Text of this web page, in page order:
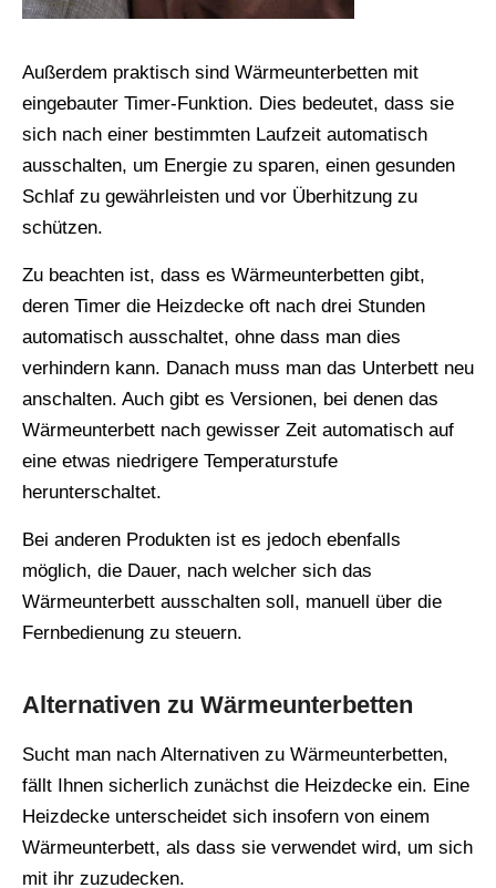
Außerdem praktisch sind Wärmeunterbetten mit
eingebauter Timer-Funktion. Dies bedeutet, dass sie
sich nach einer bestimmten Laufzeit automatisch
ausschalten, um Energie zu sparen, einen gesunden
Schlaf zu gewährleisten und vor Überhitzung zu
schützen.
Zu beachten ist, dass es Wärmeunterbetten gibt,
deren Timer die Heizdecke oft nach drei Stunden
automatisch ausschaltet, ohne dass man dies
verhindern kann. Danach muss man das Unterbett neu
anschalten. Auch gibt es Versionen, bei denen das
Wärmeunterbett nach gewisser Zeit automatisch auf
eine etwas niedrigere Temperaturstufe
herunterschaltet.
Bei anderen Produkten ist es jedoch ebenfalls
möglich, die Dauer, nach welcher sich das
Wärmeunterbett ausschalten soll, manuell über die
Fernbedienung zu steuern.
Alternativen zu Wärmeunterbetten
Sucht man nach Alternativen zu Wärmeunterbetten,
fällt Ihnen sicherlich zunächst die Heizdecke ein. Eine
Heizdecke unterscheidet sich insofern von einem
Wärmeunterbett, als dass sie verwendet wird, um sich
mit ihr zuzudecken.